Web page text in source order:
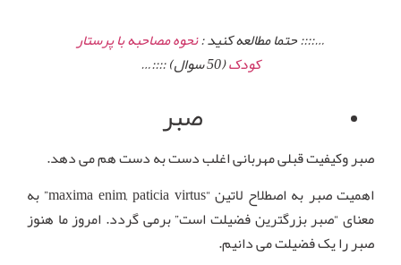
…:::: حتما مطالعه کنید :نحوه مصاحبه با پرستار
کودک(50 سوال) ::::…
صبر
صبر وکیفیت قبلی مهربانی اغلب دست به دست هم می دهد.
اهمیت صبر به اصطلاح لاتین “maxima enim, paticia virtus” به
معنای “صبر بزرگترین فضیلت است” برمی گردد. امروز ما هنوز
صبر را یک فضیلت می دانیم.